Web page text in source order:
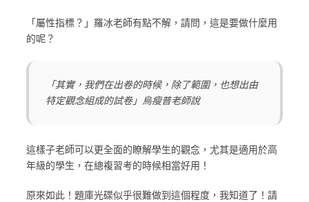
「屬性指標？」羅冰老師有點不解，請問，這是要做什麼用
的呢？
「其實，我們在出卷的時候，除了範圍，也想出由
特定觀念組成的試卷」烏瘦普老師說
這樣子老師可以更全面的瞭解學生的觀念，尤其是適用於高
年級的學生，在總複習考的時候相當好用！
原來如此！題庫光碟似乎很難做到這個程度，我知道了！請